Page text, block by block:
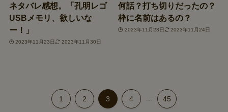
ネタバレ感想。「孔明レゴ
USBメモリ、欲しいな
ー！」
2023年11月23日 2023年11月30日
何話？打ち切りだったの？
枠に名前はあるの？
2023年11月23日 2023年11月24日
1 2 3 4 ... 45